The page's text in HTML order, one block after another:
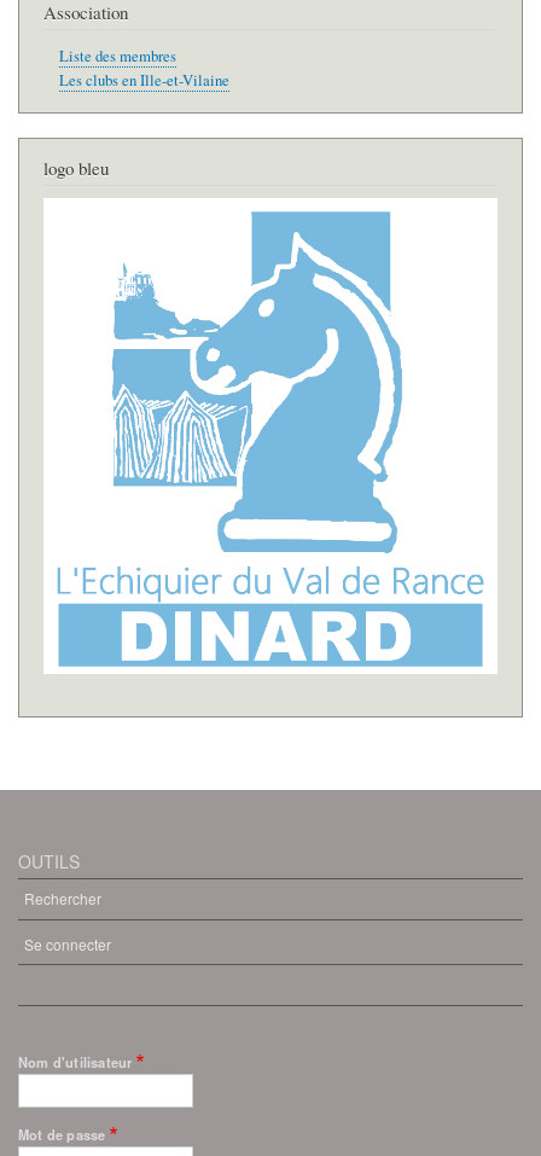
Association
Liste des membres
Les clubs en Ille-et-Vilaine
logo bleu
OUTILS
Rechercher
MENU
COMPTE
L'UTILISATEUR
Se connecter
Nom d'utilisateur
Mot de passe